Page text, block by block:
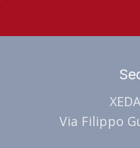
Via Filippo